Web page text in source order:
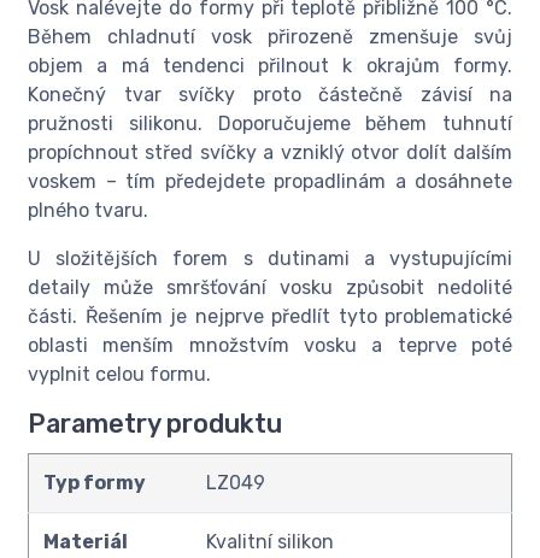
Vosk nalévejte do formy při teplotě přibližně 100 °C.
Během chladnutí vosk přirozeně zmenšuje svůj
objem a má tendenci přilnout k okrajům formy.
Konečný tvar svíčky proto částečně závisí na
pružnosti silikonu. Doporučujeme během tuhnutí
propíchnout střed svíčky a vzniklý otvor dolít dalším
voskem – tím předejdete propadlinám a dosáhnete
plného tvaru.
U složitějších forem s dutinami a vystupujícími
detaily může smršťování vosku způsobit nedolité
části. Řešením je nejprve předlít tyto problematické
oblasti menším množstvím vosku a teprve poté
vyplnit celou formu.
Parametry produktu
Typ formy LZ049
Materiál Kvalitní silikon